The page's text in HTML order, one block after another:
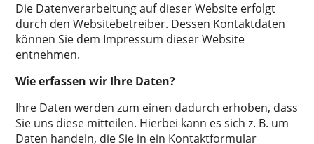
Die Datenverarbeitung auf dieser Website erfolgt
durch den Websitebetreiber. Dessen Kontaktdaten
können Sie dem Impressum dieser Website
entnehmen.
Wie erfassen wir Ihre Daten?
Ihre Daten werden zum einen dadurch erhoben, dass
Sie uns diese mitteilen. Hierbei kann es sich z. B. um
Daten handeln, die Sie in ein Kontaktformular